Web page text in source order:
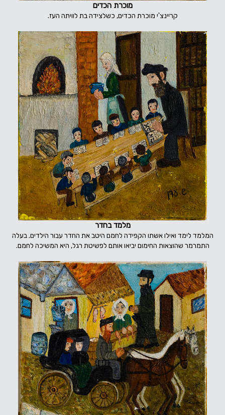
מוכרת הכדים
קריינצ'י מוכרת הכדים, כשלצידה בת לוויתה העז.
מלמד בחדר
המלמד לימד ואילו אשתו הקפידה לחמם היטב את החדר עבור הילדים. בעלה
התמרמר שהוצאות החימום יביאו אותם לפשיטת רגל, היא המשיכה לחמם.